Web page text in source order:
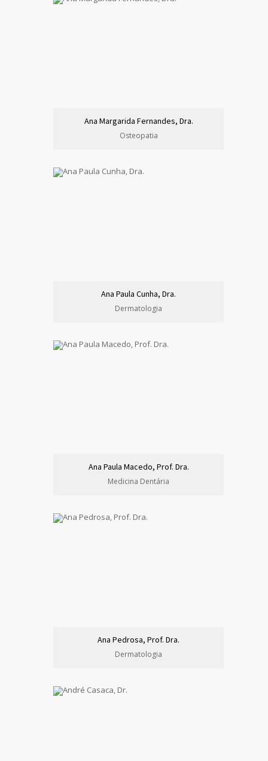
Ana Margarida Fernandes, Dra.
Osteopatia
Ana Paula Cunha, Dra.
Dermatologia
Ana Paula Macedo, Prof. Dra.
Medicina Dentária
Ana Pedrosa, Prof. Dra.
Dermatologia